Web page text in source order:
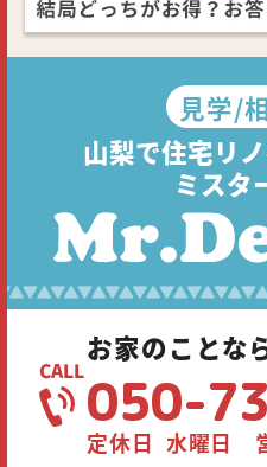
見学/
山梨で住宅リ
ミスタ
お家のことな
050-
定休日 水曜日